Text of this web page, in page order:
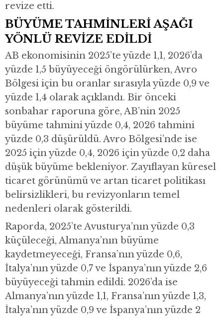
revize etti.
BÜYÜME TAHMİNLERİ AŞAĞI
YÖNLÜ REVİZE EDİLDİ
AB ekonomisinin 2025’te yüzde 1,1, 2026’da
yüzde 1,5 büyüyeceği öngörülürken, Avro
Bölgesi için bu oranlar sırasıyla yüzde 0,9 ve
yüzde 1,4 olarak açıklandı. Bir önceki
sonbahar raporuna göre, AB’nin 2025
büyüme tahmini yüzde 0,4, 2026 tahmini
yüzde 0,3 düşürüldü. Avro Bölgesi’nde ise
2025 için yüzde 0,4, 2026 için yüzde 0,2 daha
düşük büyüme bekleniyor. Zayıflayan küresel
ticaret görünümü ve artan ticaret politikası
belirsizlikleri, bu revizyonların temel
nedenleri olarak gösterildi.
Raporda, 2025’te Avusturya’nın yüzde 0,3
küçüleceği, Almanya’nın büyüme
kaydetmeyeceği, Fransa’nın yüzde 0,6,
İtalya’nın yüzde 0,7 ve İspanya’nın yüzde 2,6
büyüyeceği tahmin edildi. 2026’da ise
Almanya’nın yüzde 1,1, Fransa’nın yüzde 1,3,
İtalya’nın yüzde 0,9 ve İspanya’nın yüzde 2